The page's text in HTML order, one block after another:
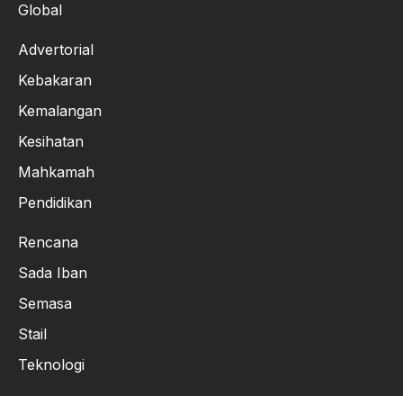
Global
Advertorial
Kebakaran
Kemalangan
Kesihatan
Mahkamah
Pendidikan
Rencana
Sada Iban
Semasa
Stail
Teknologi